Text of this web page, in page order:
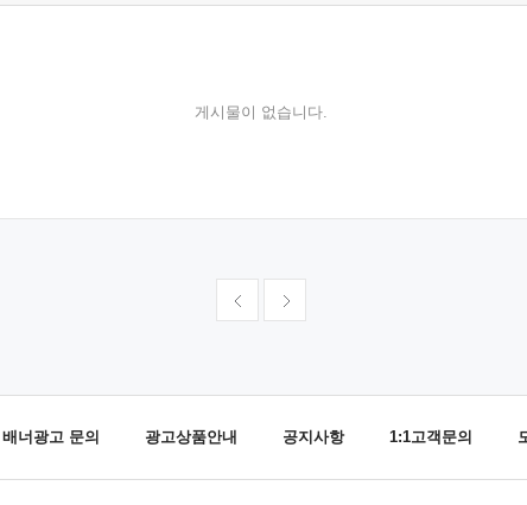
게시물이 없습니다.
너광고 문의 광고상품안내 공지사항 1:1고객문의